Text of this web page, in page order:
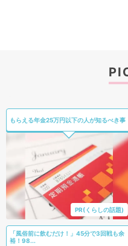
もらえる年金25万円以下の人が知るべき事
PR(くらしの話題)
「風俗前に飲むだけ！」45分で3回戦も余
裕！98...